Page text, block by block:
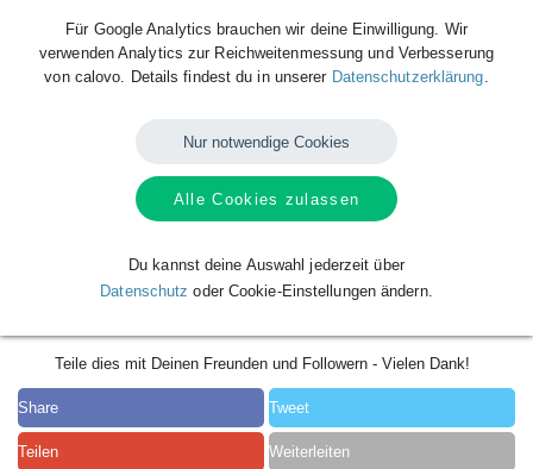
Teile dies mit Deinen Freunden und Followern - Vielen Dank!
Share Tweet
Teilen Weiterleiten
Für Google Analytics brauchen wir deine Einwilligung. Wir
verwenden Analytics zur Reichweitenmessung und Verbesserung
von calovo. Details findest du in unserer Datenschutzerklärung
Nur notwendige Cookies
Alle Cookies zulassen
Du kannst deine Auswahl jederzeit über
Datenschutz oder Cookie-Einstellungen ändern.